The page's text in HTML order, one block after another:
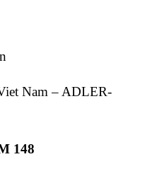
Nam – ADLER-
148